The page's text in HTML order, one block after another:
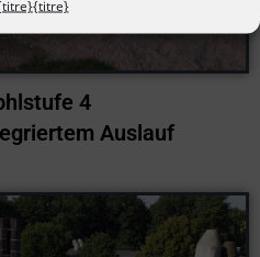
{titre}
4
Auslauf